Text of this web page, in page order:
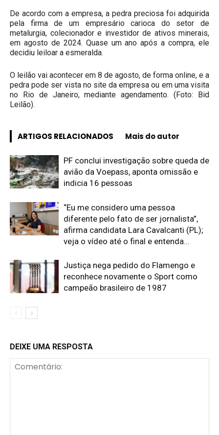
De acordo com a empresa, a pedra preciosa foi adquirida
pela firma de um empresário carioca do setor de
metalurgia, colecionador e investidor de ativos minerais,
em agosto de 2024. Quase um ano após a compra, ele
decidiu leiloar a esmeralda.
O leilão vai acontecer em 8 de agosto, de forma online, e a
pedra pode ser vista no site da empresa ou em uma visita
no Rio de Janeiro, mediante agendamento. (Foto: Bid
Leilão).
ARTIGOS RELACIONADOS Mais do autor
PF conclui investigação sobre queda de
avião da Voepass, aponta omissão e
indicia 16 pessoas
“Eu me considero uma pessoa
diferente pelo fato de ser jornalista”,
afirma candidata Lara Cavalcanti (PL);
veja o vídeo até o final e entenda...
Justiça nega pedido do Flamengo e
reconhece novamente o Sport como
campeão brasileiro de 1987
DEIXE UMA RESPOSTA